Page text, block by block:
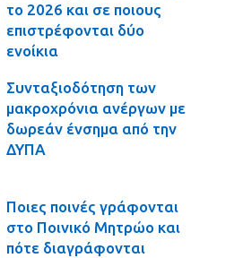
το 2026 και σε ποιους
επιστρέφονται δύο
ενοίκια
Συνταξιοδότηση των
μακροχρόνια ανέργων με
δωρεάν ένσημα από την
ΔΥΠΑ
Ποιες ποινές γράφονται
στο Ποινικό Μητρώο και
πότε διαγράφονται